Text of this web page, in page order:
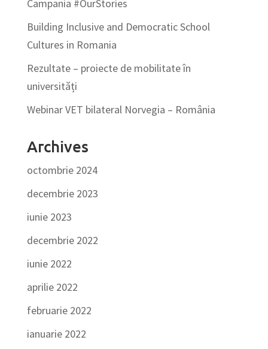
Campania #OurStories
Building Inclusive and Democratic School
Cultures in Romania
Rezultate – proiecte de mobilitate în
universități
Webinar VET bilateral Norvegia – România
Archives
octombrie 2024
decembrie 2023
iunie 2023
decembrie 2022
iunie 2022
aprilie 2022
februarie 2022
ianuarie 2022